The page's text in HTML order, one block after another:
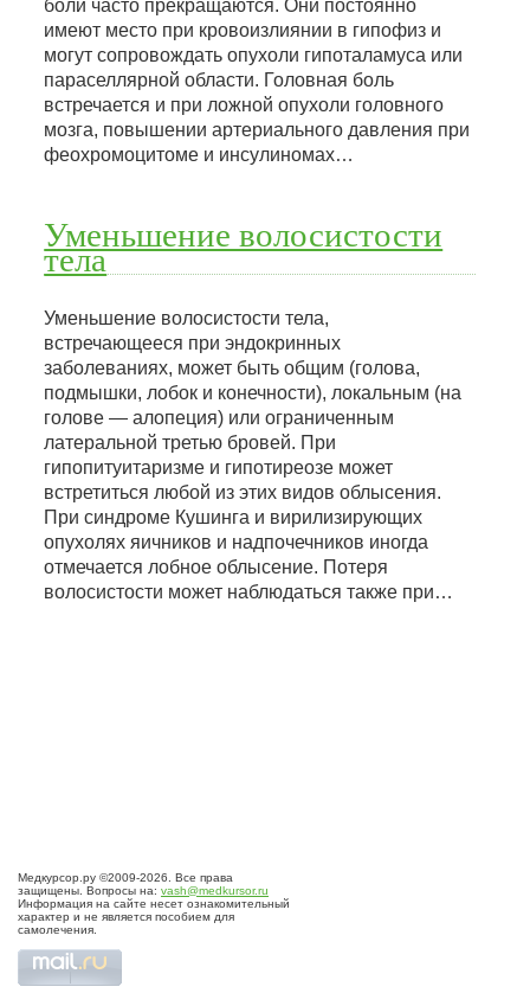
боли часто прекращаются. Они постоянно
имеют место при кровоизлиянии в гипофиз и
могут сопровождать опухоли гипоталамуса или
параселлярной области. Головная боль
встречается и при ложной опухоли головного
мозга, повышении артериального давления при
феохромоцитоме и инсулиномах…
Уменьшение волосистости
тела
Уменьшение волосистости тела,
встречающееся при эндокринных
заболеваниях, может быть общим (голова,
подмышки, лобок и конечности), локальным (на
голове — алопеция) или ограниченным
латеральной третью бровей. При
гипопитуитаризме и гипотиреозе может
встретиться любой из этих видов облысения.
При синдроме Кушинга и вирилизирующих
опухолях яичников и надпочечников иногда
отмечается лобное облысение. Потеря
волосистости может наблюдаться также при…
Медкурсор.ру ©2009-2026. Все права
защищены. Вопросы на: vash@medkursor.ru
Информация на сайте несет ознакомительный
характер и не является пособием для
самолечения.